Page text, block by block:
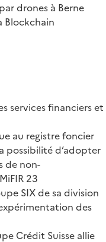
drones à Berne
Blockchain
services financiers et
au registre foncier
possibilité d’adopter
de non-
23
SIX de sa division
des
Crédit Suisse allie